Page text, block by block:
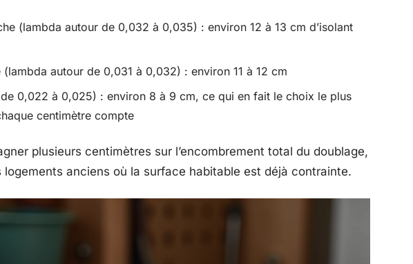
(lambda autour de 0,032 à 0,035) : environ 12 à 13 cm d’isolant
autour de 0,031 à 0,032) : environ 11 à 12 cm
0,022 à 0,025) : environ 8 à 9 cm, ce qui en fait le choix le plus
centimètre compte
plusieurs centimètres sur l’encombrement total du doublage,
anciens où la surface habitable est déjà contrainte.